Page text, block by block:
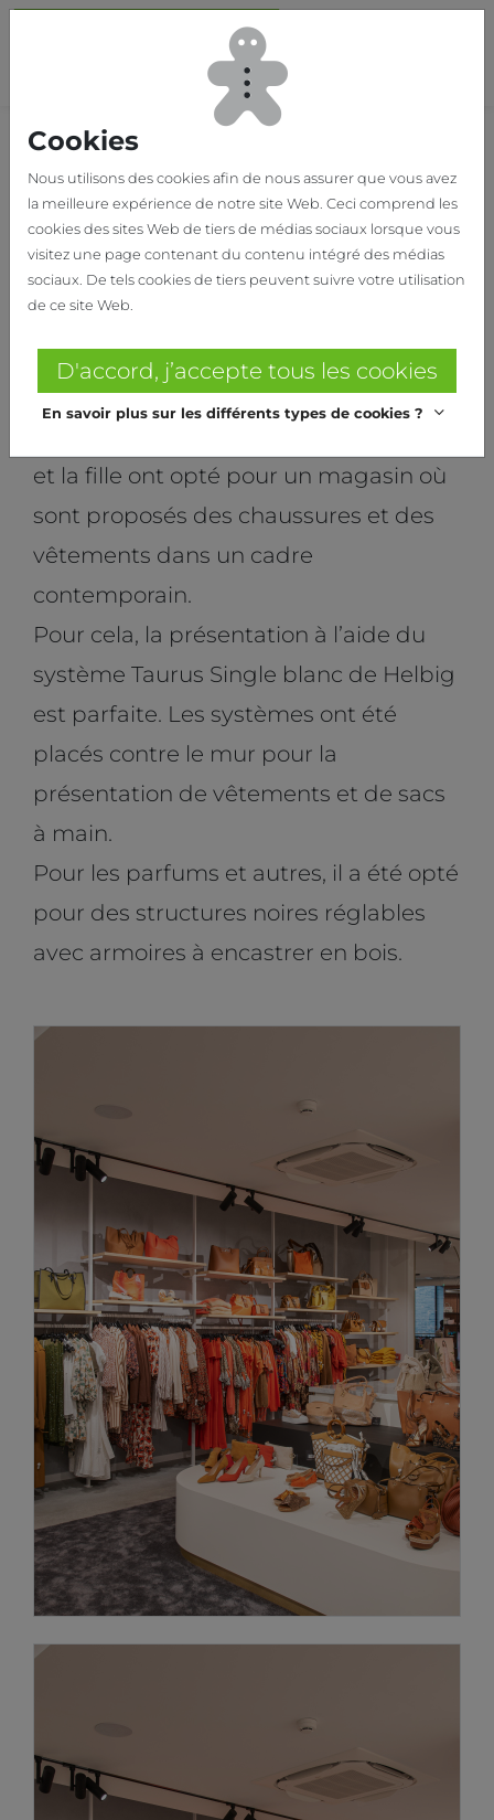
Home Nos réalisations SCHOENEN CHLOE
CHLOE
Magasin de mode Chloe à
Bilzen
Le magasin de mode Chloe élève
Bilzen à un niveau supérieur grâce à
et la fille ont opté pour un magasin où
sont proposés des chaussures et des
vêtements dans un cadre
contemporain.
Pour cela, la présentation à l’aide du
système Taurus Single blanc de Helbig
est parfaite. Les systèmes ont été
placés contre le mur pour la
présentation de vêtements et de sacs
à main.
Pour les parfums et autres, il a été opté
pour des structures noires réglables
avec armoires à encastrer en bois.
Cookies
Nous utilisons des cookies afin de nous assurer que vous avez
la meilleure expérience de notre site Web. Ceci comprend les
cookies des sites Web de tiers de médias sociaux lorsque vous
visitez une page contenant du contenu intégré des médias
sociaux. De tels cookies de tiers peuvent suivre votre utilisation
de ce site Web.
D'accord, j’accepte tous les cookies
En savoir plus sur les différents types de cookies ?